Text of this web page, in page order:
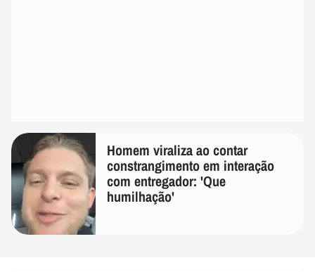
Homem viraliza ao contar
constrangimento em interação
com entregador: 'Que
humilhação'